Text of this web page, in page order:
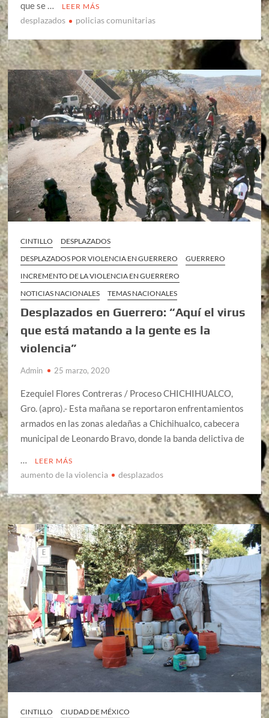
que se …
LEER MÁS
desplazados policias comunitarias
CINTILLO
DESPLAZADOS
DESPLAZADOS POR VIOLENCIA EN GUERRERO
GUERRERO
INCREMENTO DE LA VIOLENCIA EN GUERRERO
NOTICIAS NACIONALES
TEMAS NACIONALES
Desplazados en Guerrero: “Aquí el virus
que está matando a la gente es la
violencia”
Admin 25 marzo, 2020
Ezequiel Flores Contreras / Proceso CHICHIHUALCO,
Gro. (apro).- Esta mañana se reportaron enfrentamientos
armados en las zonas aledañas a Chichihualco, cabecera
municipal de Leonardo Bravo, donde la banda delictiva de
LEER MÁS
aumento de la violencia desplazados
CINTILLO
CIUDAD DE MÉXICO